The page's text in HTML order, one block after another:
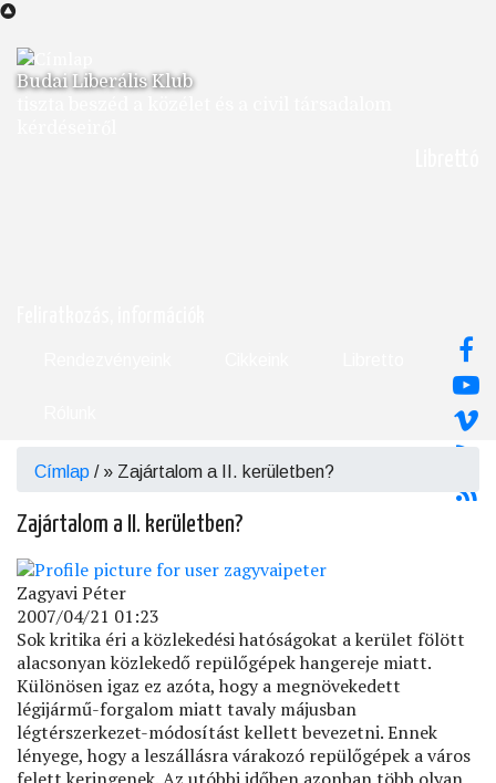
Ugrás
tartalomra
Budai Liberális Klub
Morzsa
Címlap / Zajártalom a II. kerületben?
Zajártalom a II. kerületben?
Zagyavi Péter
2007/04/21 01:23
Sok kritika éri a közlekedési hatóságokat a kerület fölött
alacsonyan közlekedő repülőgépek hangereje miatt.
Különösen igaz ez azóta, hogy a megnövekedett
légijármű-forgalom miatt tavaly májusban
légtérszerkezet-módosítást kellett bevezetni. Ennek
lényege, hogy a leszállásra várakozó repülőgépek a város